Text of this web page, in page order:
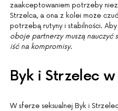
zaakceptowaniem potrzeby
Strzelca, a ona z kolei może
potrzebą rutyny i stabilności.
oboje partnerzy muszą nauczyć
iść na kompromisy.
Byk i Strzelec w
W sferze seksualnej Byk i